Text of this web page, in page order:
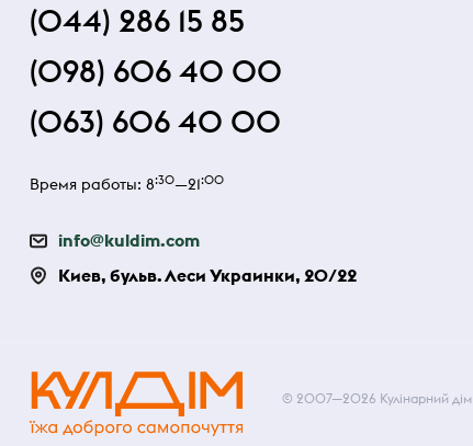
(044) 286 15 85
(098) 606 40 00
(063) 606 40 00
Время работы: 8:30—21:00
info@kuldim.com
Киев, бульв. Леси Украинки, 20/22
© 2007—2026 Кулінарний дім